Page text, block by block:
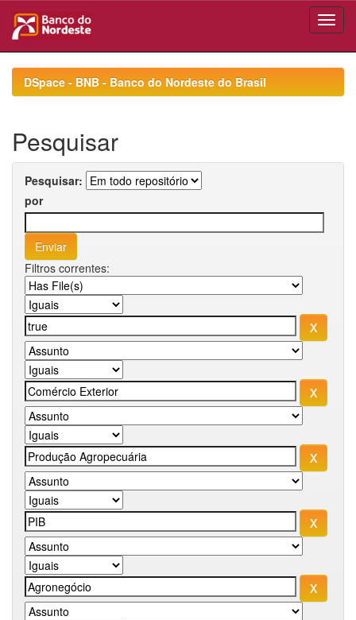
navigationDSpace - BNB - Banco do Nordeste do Brasil
Pesquisar
Pesquisar:
por
Filtros correntes: